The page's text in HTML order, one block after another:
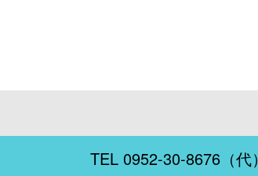
TEL 0952-30-8676（代）